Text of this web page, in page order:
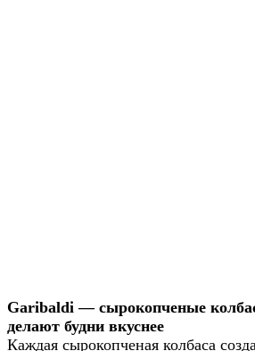
Garibaldi — сырокопченые
делают будни вкуснее
Каждая сырокопченая колбаса